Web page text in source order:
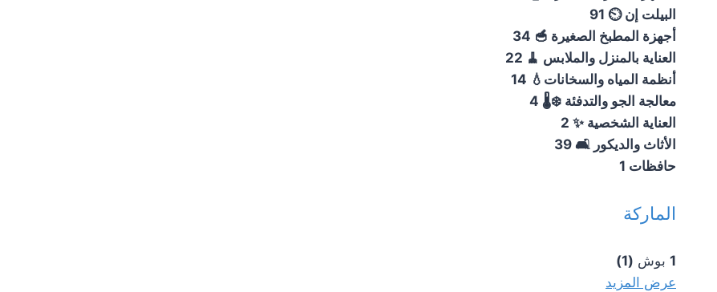
البيلت إن ⏲️ 91
أجهزة المطبخ الصغيرة 🥣 34
العناية بالمنزل والملابس 🧹 22
أنظمة المياه والسخانات💧 14
معالجة الجو والتدفئة ❄️🌡️ 4
العناية الشخصية ✨ 2
الأثاث والديكور 🛋️ 39
حافظات 1
الماركة
1 بوش (1)
عرض المزيد